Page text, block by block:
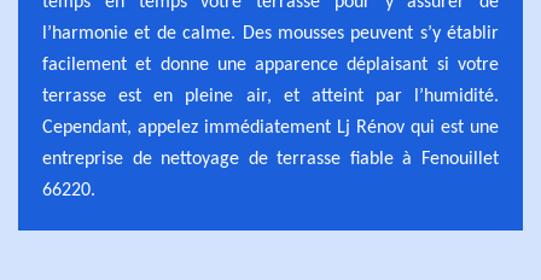
l’harmonie et de calme. Des mousses peuvent s’y établir
facilement et donne une apparence déplaisant si votre
terrasse est en pleine air, et atteint par l’humidité.
Cependant, appelez immédiatement Lj Rénov qui est une
entreprise de nettoyage de terrasse fiable à Fenouillet
66220.